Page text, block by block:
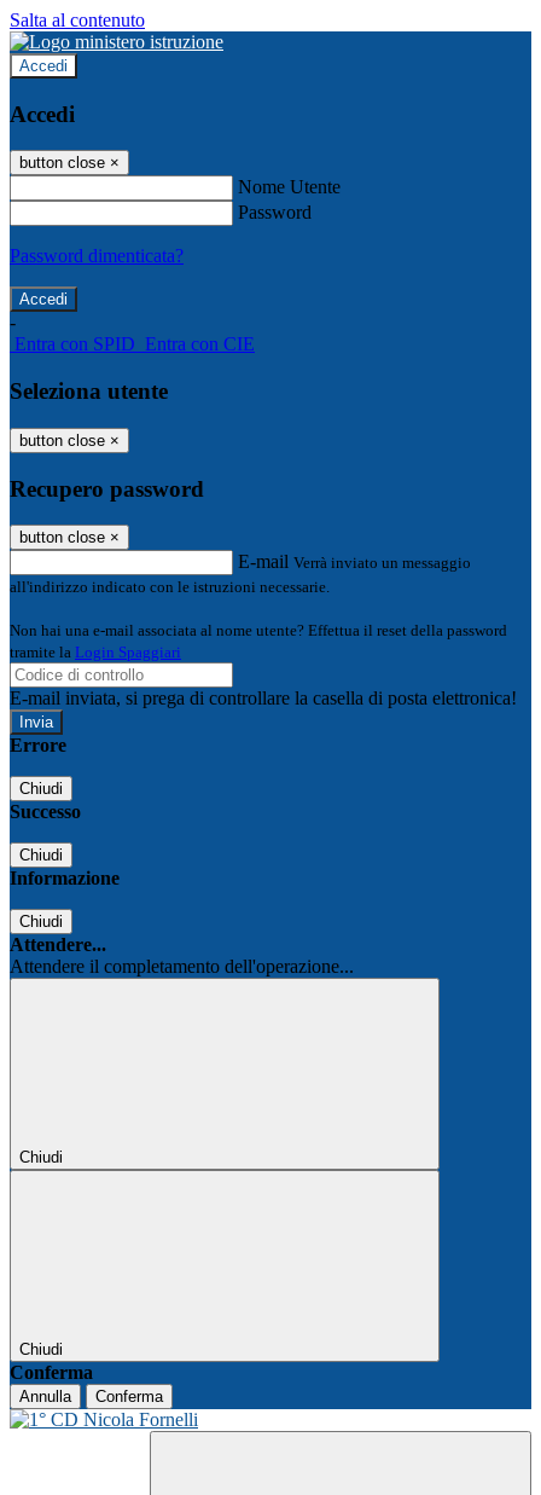
Salta al contenuto
Accedi
Accedi
button close ×
Nome Utente
Password
Password dimenticata?
-
Entra con SPID Entra con CIE
Seleziona utente
button close ×
Recupero password
button close ×
E-mail Verrà inviato un messaggio
all'indirizzo indicato con le istruzioni necessarie.
Non hai una e-mail associata al nome utente? Effettua il reset della password
tramite la Login Spaggiari
E-mail inviata, si prega di controllare la casella di posta elettronica!
Errore
Chiudi
Successo
Chiudi
Informazione
Chiudi
Attendere...
Attendere il completamento dell'operazione...
Chiudi
Chiudi
Conferma
Annulla Conferma